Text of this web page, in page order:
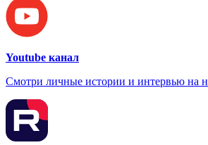
Youtube канал
Смотри личные истории и интервью на